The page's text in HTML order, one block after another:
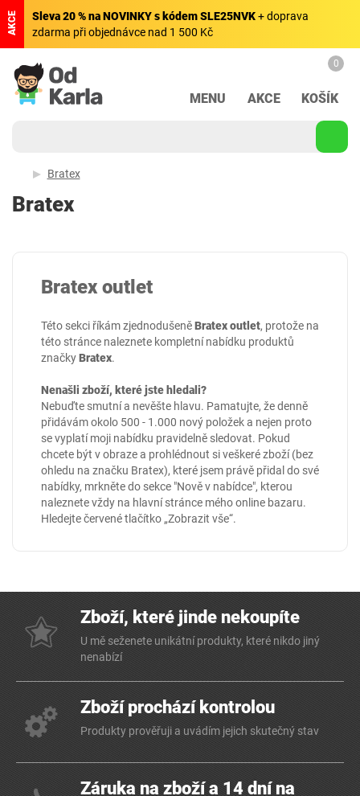
AKCE Sleva 20 % na NOVINKY s kódem SLE25NVK+ doprava
zdarma při objednávce nad 1 500 Kč
MENU AKCE
0
KOŠÍK
Bratex
Bratex
Bratex outlet
Této sekci říkám zjednodušeněBratex outlet, protože na
této stránce naleznete kompletní nabídku produktů
značkyBratex.
Nenašli zboží, které jste hledali?
Nebuďte smutní a nevěšte hlavu. Pamatujte, že denně
přidávám okolo 500 - 1.000 nový položek a nejen proto
se vyplatí moji nabídku pravidelně sledovat. Pokud
chcete být v obraze a prohlédnout si veškeré zboží (bez
ohledu na značku Bratex), které jsem právě přidal do své
nabídky, mrkněte do sekce "Nově v nabídce", kterou
naleznete vždy na hlavní stránce mého online bazaru.
Hledejte červené tlačítko „Zobrazit vše“.
Zboží, které jinde nekoupíte
U mě seženete unikátní produkty, které nikdo jiný
nenabízí
Zboží prochází kontrolou
Produkty prověřuji a uvádím jejich skutečný stav
Záruka na zboží a 14 dní na